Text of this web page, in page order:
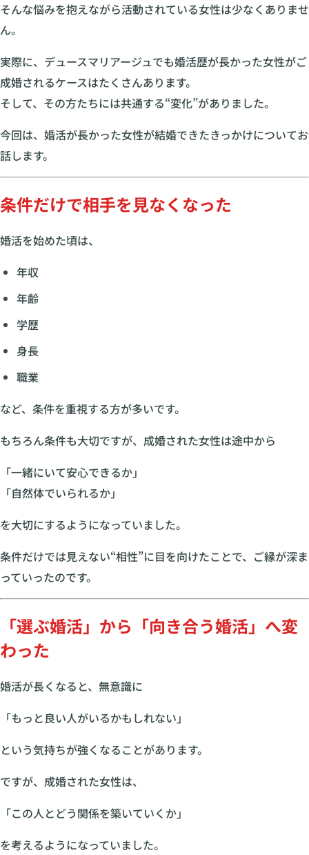
そんな悩みを抱えながら活動されている女性は少なくありませ
ん。
実際に、デュースマリアージュでも婚活歴が長かった女性がご
成婚されるケースはたくさんあります。
そして、その方たちには共通する“変化”がありました。
今回は、婚活が長かった女性が結婚できたきっかけについてお
話します。
条件だけで相手を見なくなった
婚活を始めた頃は、
年収
年齢
学歴
身長
職業
など、条件を重視する方が多いです。
もちろん条件も大切ですが、成婚された女性は途中から
「一緒にいて安心できるか」
「自然体でいられるか」
を大切にするようになっていました。
条件だけでは見えない“相性”に目を向けたことで、ご縁が深ま
っていったのです。
「選ぶ婚活」から「向き合う婚活」へ変
わった
婚活が長くなると、無意識に
「もっと良い人がいるかもしれない」
という気持ちが強くなることがあります。
ですが、成婚された女性は、
「この人とどう関係を築いていくか」
を考えるようになっていました。